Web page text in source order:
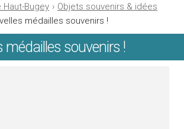
Bugey › Objets souvenirs & idées
médailles souvenirs !
médailles souvenirs !